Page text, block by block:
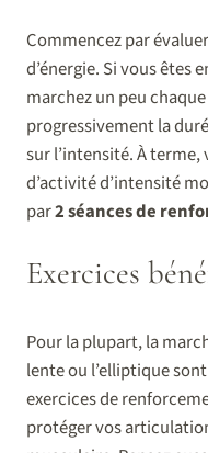
Commencez par
d’énergie. Si vous êtes
marchez un peu
progressivement la
sur l’intensité. À terme,
d’activité d’intensité
par2 séances de
Exercices
Pour la plupart, la
lente ou l’elliptique
exercices de
protéger vos